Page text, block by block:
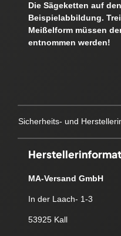
Die Sägeketten auf
Beispielabbildung.
Meißelform müssen
entnommen werden!
Sicherheits- und
MA-Versand GmbH
In der Laach- 1-3
53925 Kall